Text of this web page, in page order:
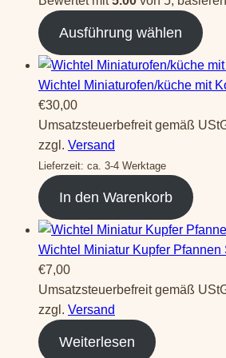
Ausführung wählen
Wichtel Miniaturofen/küche mit
€30,00
Umsatzsteuerbefreit gemäß
zzgl. Versand
Lieferzeit: ca. 3-4 Werktage
In den Warenkorb
Wichtel Miniatur Kupfer Pfannen
€7,00
Umsatzsteuerbefreit gemäß
zzgl. Versand
Weiterlesen